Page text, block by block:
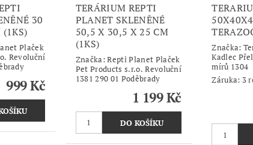
30
Plaček
Revoluční
999 Kč
TERÁRIUM REPTI
PLANET SKLENĚNÉ
50,5 X 30,5 X 25 CM
(1KS)
Značka:Repti Planet Plaček
Pet Products s.r.o. Revoluční
1381 290 01 Poděbrady
1 199 Kč
Značka:
Kadlec
mírů 1304
Záruka: 3